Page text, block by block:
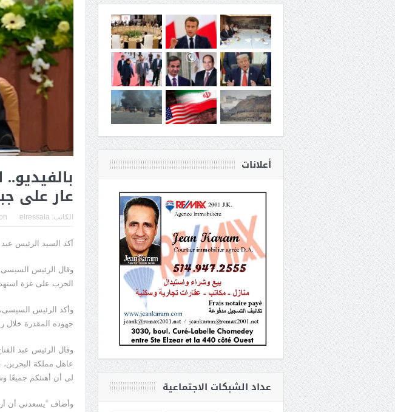
عار على
الكاتب: elressala
أكد السيد الرئيس
وقال الرئيس السيسى –
الحرب على غزة
وأكد الرئيس
جهوده المقدرة خلال
وقال الرئيس عبد
عاهل مملكة
لى أن أهنئكم جميعًا
وأضاف “يسعدني أن
أعلانات
عداد الشبكات الاجتماعية